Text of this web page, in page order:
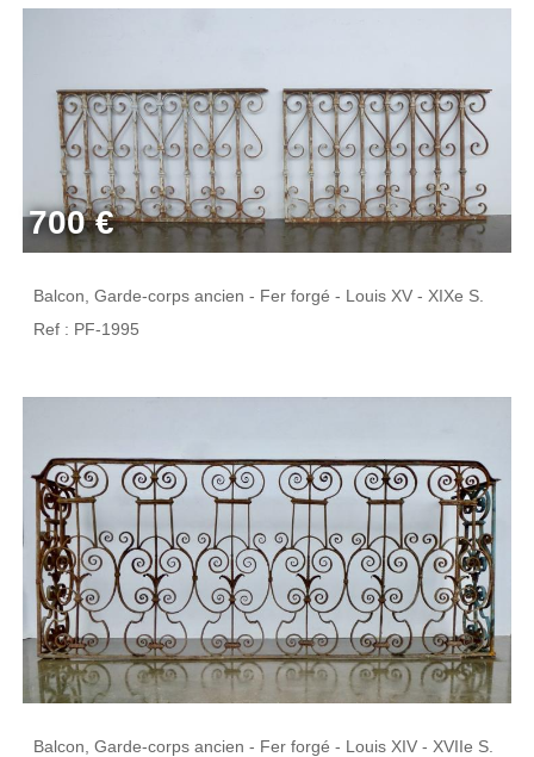
700 €
Balcon, Garde-corps ancien - Fer forgé - Louis XV - XIXe S.
Ref : PF-1995
Balcon, Garde-corps ancien - Fer forgé - Louis XIV - XVIIe S.